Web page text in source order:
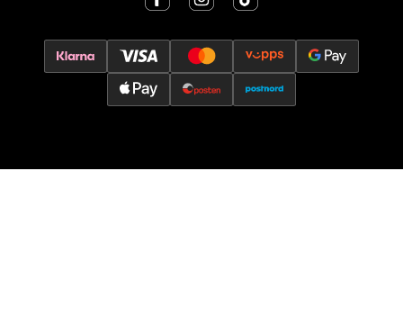
Oslo - Thon Senter Storo
Vitaminveien 7 - 9, 0485 Oslo
Åpent i dag 10-21